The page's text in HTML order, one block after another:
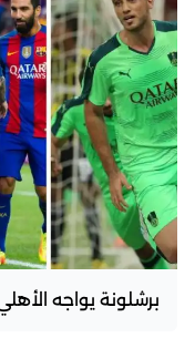
برشلونة يواجه